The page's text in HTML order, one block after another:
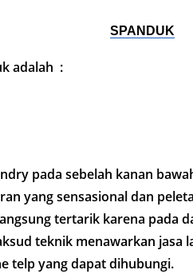
SPANDUK
adalah :
pada sebelah kanan
yang sensasional dan
tertarik karena pada
teknik menawarkan jasa
telp yang dapat dihubungi.